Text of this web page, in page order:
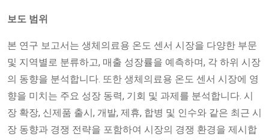
보도 범위
본 연구 보고서는 생체의료용 온도 센서 시장을 다양한 부문
및 지역별로 분류하고, 매출 성장률을 예측하며, 각 하위 시장
의 동향을 분석합니다. 또한 생체의료용 온도 센서 시장에 영
향을 미치는 주요 성장 동력, 기회 및 과제를 분석합니다. 시
장 확장, 신제품 출시, 개발, 제휴, 합병 및 인수와 같은 최근 시
장 동향과 경쟁 전략을 포함하여 시장의 경쟁 환경을 제시합